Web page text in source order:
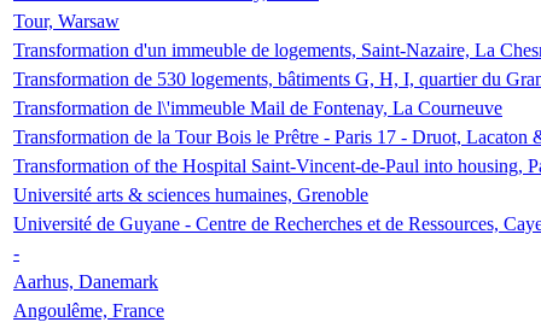
Tour, Warsaw
Transformation d'un immeuble de logements, Saint-Nazaire, La
Transformation de 530 logements, bâtiments G, H, I, quartier du
Transformation de l\'immeuble Mail de Fontenay, La Courneuve
Transformation de la Tour Bois le Prêtre - Paris 17 - Druot, Lacaton
Transformation of the Hospital Saint-Vincent-de-Paul into housing,
Université arts & sciences humaines, Grenoble
Université de Guyane - Centre de Recherches et de Ressources,
-
Aarhus, Danemark
Angoulême, France